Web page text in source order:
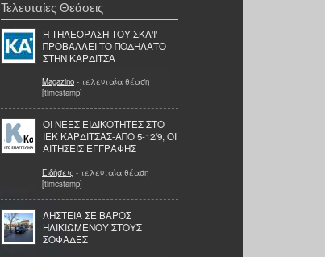
Τελευταίες Θεάσεις
Η ΤΗΛΕΟΡΑΣΗ ΤΟΥ ΣΚΑ'Ι'
ΠΡΟΒΑΛΛΕΙ ΤΟ ΠΟΔΗΛΑΤΟ
ΣΤΗΝ ΚΑΡΔΙΤΣΑ
Magazino - τελευταία θέαση
[timestamp]
ΟΙ ΝΕΕΣ ΕΙΔΙΚΟΤΗΤΕΣ ΣΤΟ
ΙΕΚ ΚΑΡΔΙΤΣΑΣ-ΑΠΟ 5-12/9, ΟΙ
ΑΙΤΗΣΕΙΣ ΕΓΓΡΑΦΗΣ
Ειδήσεις - τελευταία θέαση
[timestamp]
ΛΗΣΤΕΙΑ ΣΕ ΒΑΡΟΣ
ΗΛΙΚΙΩΜΕΝΟΥ ΣΤΟΥΣ
ΣΟΦΑΔΕΣ